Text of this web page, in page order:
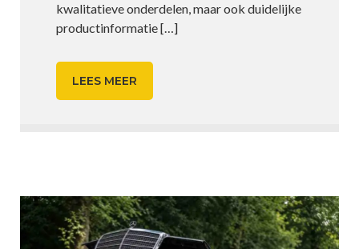
kwalitatieve onderdelen, maar ook duidelijke
productinformatie[…]
LEES MEER